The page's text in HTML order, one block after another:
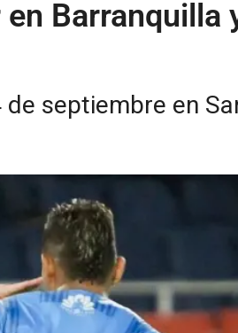
Barranquilla
septiembre en